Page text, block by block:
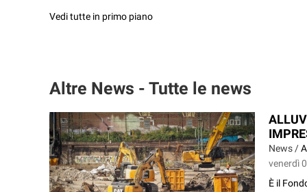
Vedi tutte in primo piano
Altre News - Tutte le news
News /
venerdì
È il